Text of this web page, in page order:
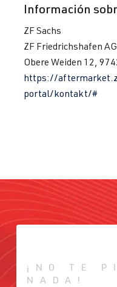
Información
ZF Sachs
ZF Friedrichshafen AG
Obere Weiden 12,
https://
portal/kontakt/#
¡NO TE
NADA!